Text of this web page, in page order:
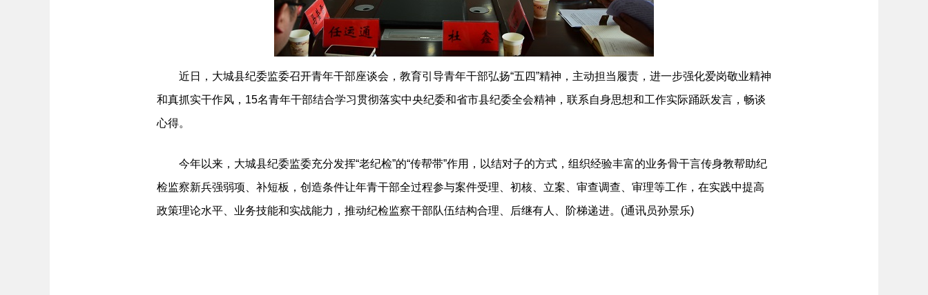
近日，大城县纪委监委召开青年干部座谈会，教育引导青年干部弘扬“五四”精神，主动担当履责，进一步强化爱岗敬业精神
和真抓实干作风，15名青年干部结合学习贯彻落实中央纪委和省市县纪委全会精神，联系自身思想和工作实际踊跃发言，畅谈
心得。
今年以来，大城县纪委监委充分发挥“老纪检”的“传帮带”作用，以结对子的方式，组织经验丰富的业务骨干言传身教帮助纪
检监察新兵强弱项、补短板，创造条件让年青干部全过程参与案件受理、初核、立案、审查调查、审理等工作，在实践中提高
政策理论水平、业务技能和实战能力，推动纪检监察干部队伍结构合理、后继有人、阶梯递进。(通讯员孙景乐)